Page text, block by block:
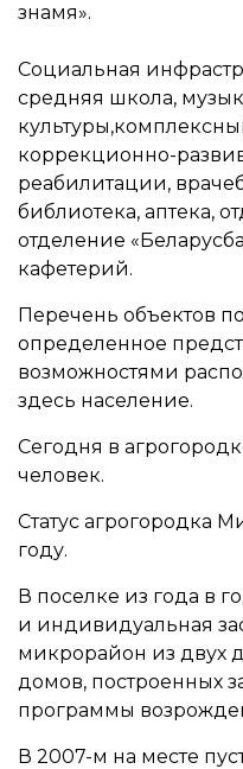
знамя».
Социальная
средняя школа,
коррекционно-
реабилитации,
библиотека, аптека,
отделение
кафетерий.
Перечень объектов
определенное
возможностями
здесь население.
Сегодня в
человек.
Статус агрогородка
году.
В поселке из года в
и индивидуальная
микрорайон из двух
домов, построенных
программы
В 2007-м на месте